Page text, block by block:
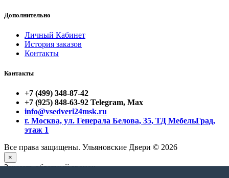
Дополнительно
Личный Кабинет
История заказов
Контакты
Контакты
+7 (499) 348-87-42
+7 (925) 848-63-92 Telegram, Max
info@vsedveri24msk.ru
г. Москва, ул. Генерала Белова, 35, ТД МебельГрад,
этаж 1
Все права защищены. Ульяновские Двери © 2026
×
Заказать обратный звонок